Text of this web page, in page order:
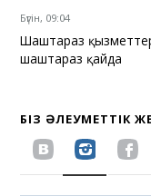
Бүгін, 09:04
Шаштараз
шаштараз қайда
БІЗ ӘЛЕУМЕТТІК